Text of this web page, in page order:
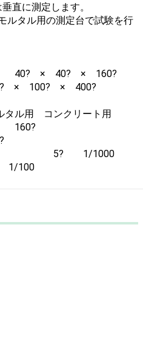
直に測定します。
ルタル用の測定台で試験を行
× 40? × 160?
× 100? × 400?
ル用 コンクリート用
タル用 5? 1/1000
100